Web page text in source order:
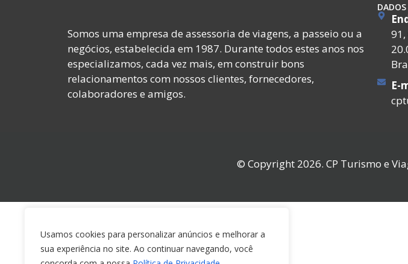
Usamos cookies para personalizar anúncios e melhorar a
sua experiência no site. Ao continuar navegando, você
Somos uma empresa de assessoria de viagens, a passeio ou a
negócios, estabelecida em 1987. Durante todos estes anos nos
especializamos, cada vez mais, em construir bons
relacionamentos com nossos clientes, fornecedores,
colaboradores e amigos.
91,
E-
© Copyright 2026. CP Turismo e